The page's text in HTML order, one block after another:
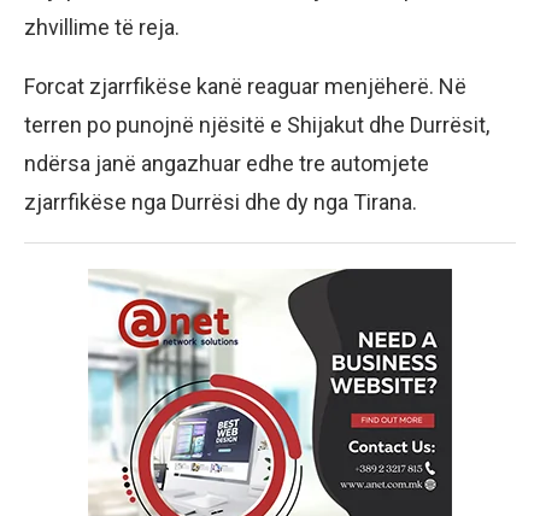
zhvillime të reja.
Forcat zjarrfikëse kanë reaguar menjëherë. Në
terren po punojnë njësitë e Shijakut dhe Durrësit,
ndërsa janë angazhuar edhe tre automjete
zjarrfikëse nga Durrësi dhe dy nga Tirana.